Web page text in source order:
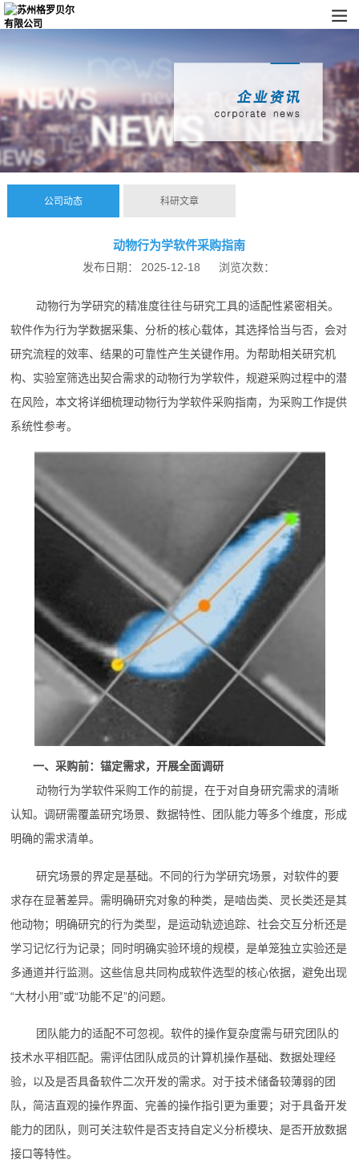
公司动态 科研文章
动物行为学软件采购指南
发布日期： 2025-12-18 浏览次数：
动物行为学研究的精准度往往与研究工具的适配性紧密相关。
软件作为行为学数据采集、分析的核心载体，其选择恰当与否，会对
研究流程的效率、结果的可靠性产生关键作用。为帮助相关研究机
构、实验室筛选出契合需求的动物行为学软件，规避采购过程中的潜
在风险，本文将详细梳理动物行为学软件采购指南，为采购工作提供
系统性参考。
一、采购前：锚定需求，开展全面调研
动物行为学软件采购工作的前提，在于对自身研究需求的清晰
认知。调研需覆盖研究场景、数据特性、团队能力等多个维度，形成
明确的需求清单。
研究场景的界定是基础。不同的行为学研究场景，对软件的要
求存在显著差异。需明确研究对象的种类，是啮齿类、灵长类还是其
他动物；明确研究的行为类型，是运动轨迹追踪、社会交互分析还是
学习记忆行为记录；同时明确实验环境的规模，是单笼独立实验还是
多通道并行监测。这些信息共同构成软件选型的核心依据，避免出现
“大材小用”或“功能不足”的问题。
团队能力的适配不可忽视。软件的操作复杂度需与研究团队的
技术水平相匹配。需评估团队成员的计算机操作基础、数据处理经
验，以及是否具备软件二次开发的需求。对于技术储备较薄弱的团
队，简洁直观的操作界面、完善的操作指引更为重要；对于具备开发
能力的团队，则可关注软件是否支持自定义分析模块、是否开放数据
接口等特性。